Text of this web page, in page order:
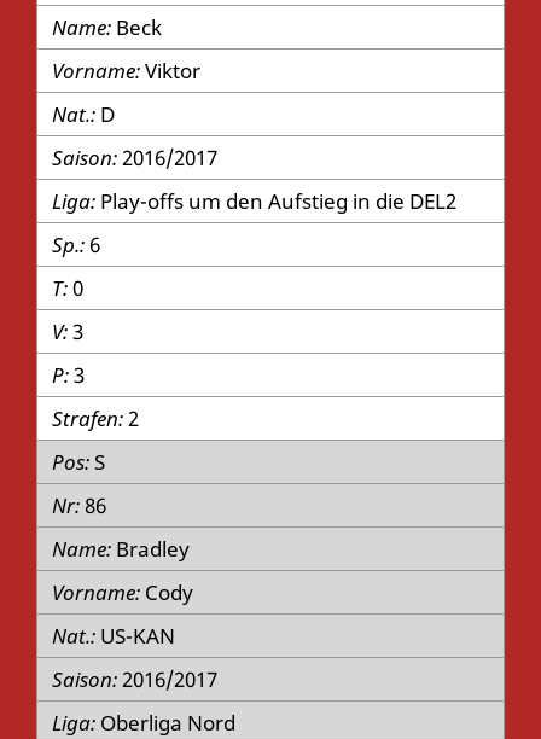
Beck
Viktor
D
2016/2017
Play-offs um den Aufstieg in die DEL2
6
0
3
3
2
S
86
Bradley
Cody
US-KAN
2016/2017
Oberliga Nord